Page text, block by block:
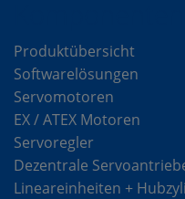
Produktübersicht
Softwarelösungen
Servomotoren
EX / ATEX Motoren
Servoregler
Dezentrale
Lineareinheiten +